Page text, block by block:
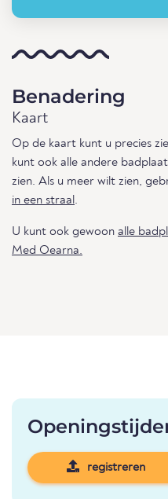
Benadering
Kaart
Op de kaart kunt u precies
kunt ook alle andere
zien. Als u meer wilt zien,
in een straal.
U kunt ook gewoon alle
Med Oearna.
registreren